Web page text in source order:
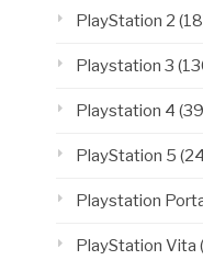
PlayStation 2
Playstation 3
Playstation 4
PlayStation 5
Playstation
PlayStation Vita